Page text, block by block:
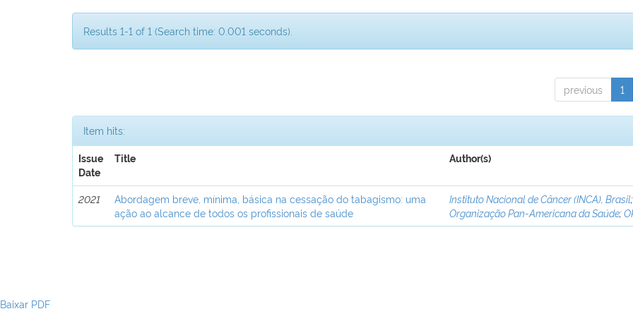
Results 1-1 of 1 (Search time: 0.001 seconds).
previous 1
Item hits:
Issue
Date
Title Author(s)
2021
Abordagem breve, mínima, básica na cessação do tabagismo: uma
ação ao alcance de todos os profissionais de saúde
Instituto Nacional de Câncer (INCA), Brasil;
Organização Pan-Americana da Saúde;
Baixar PDF